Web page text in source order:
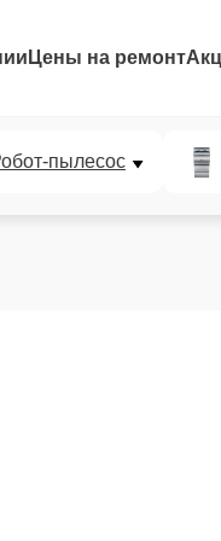
Цены на ремонт
пылесос